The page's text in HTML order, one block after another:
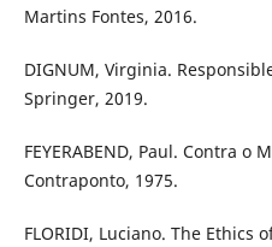
Martins Fontes, 2016.
DIGNUM, Virginia.
Springer, 2019.
FEYERABEND, Paul. Contra o
Contraponto, 1975.
FLORIDI, Luciano. The Ethics